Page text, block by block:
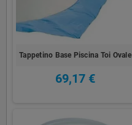
Tappetino Base Piscina Toi Ovale
69,17 €